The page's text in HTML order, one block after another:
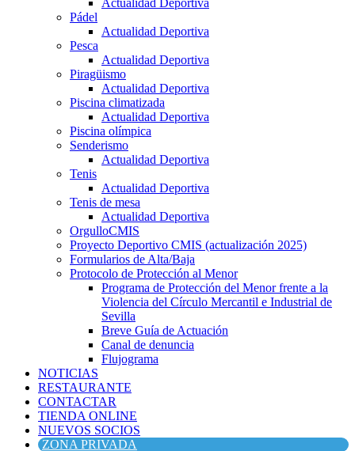
Pádel
Actualidad Deportiva
Pesca
Actualidad Deportiva
Piragüismo
Actualidad Deportiva
Piscina climatizada
Actualidad Deportiva
Piscina olímpica
Senderismo
Actualidad Deportiva
Tenis
Actualidad Deportiva
Tenis de mesa
Actualidad Deportiva
OrgulloCMIS
Proyecto Deportivo CMIS (actualización 2025)
Formularios de Alta/Baja
Protocolo de Protección al Menor
Programa de Protección del Menor frente a la
Violencia del Círculo Mercantil e Industrial de
Sevilla
Breve Guía de Actuación
Canal de denuncia
Flujograma
NOTICIAS
RESTAURANTE
CONTACTAR
TIENDA ONLINE
NUEVOS SOCIOS
ZONA PRIVADA